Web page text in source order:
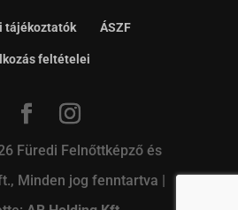
tájékoztatók ÁSZF
feltételei
Füredi Felnőttképző és
Minden jog fenntartva |